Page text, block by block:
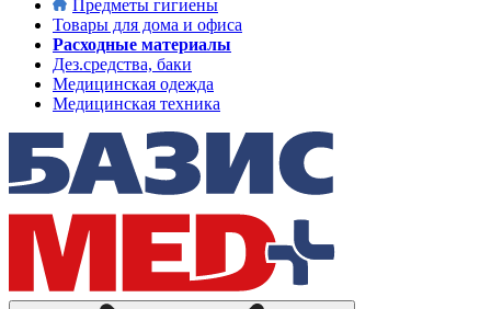
Предметы гигиены
Товары для дома и офиса
Расходные материалы
Дез.средства, баки
Медицинская одежда
Медицинская техника